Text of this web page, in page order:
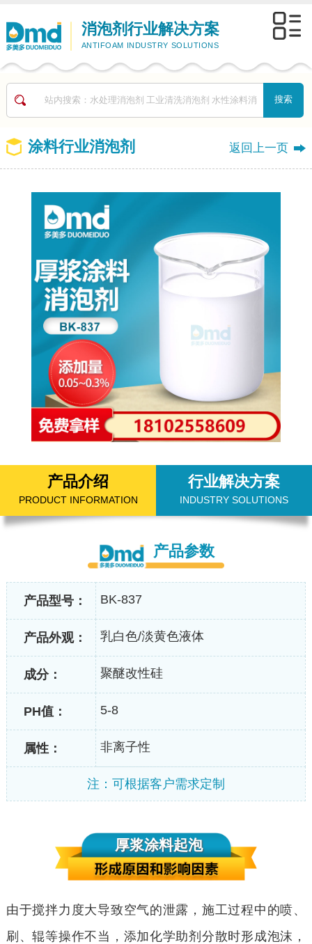
消泡剂行业解决方案
ANTIFOAM INDUSTRY SOLUTIONS
涂料行业消泡剂 返回上一页
产品介绍
PRODUCT INFORMATION
行业解决方案
INDUSTRY SOLUTIONS
产品参数
产品型号： BK-837
产品外观： 乳白色/淡黄色液体
成分： 聚醚改性硅
PH值： 5-8
属性： 非离子性
注：可根据客户需求定制
厚浆涂料起泡
由于搅拌力度大导致空气的泄露，施工过程中的喷、
刷、辊等操作不当，添加化学助剂分散时形成泡沫，